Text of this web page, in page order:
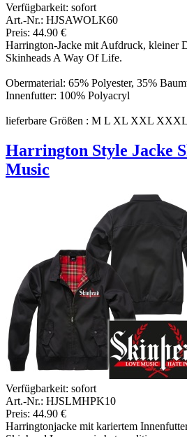
Verfügbarkeit: sofort
Art.-Nr.: HJSAWOLK60
Preis: 44.90 €
Harrington-Jacke mit Aufdruck, kleiner
Skinheads A Way Of Life.
Obermaterial: 65% Polyester, 35%
Innenfutter: 100% Polyacryl
lieferbare Größen : M L XL XXL XXXL
Harrington Style Jacke
Music
Verfügbarkeit: sofort
Art.-Nr.: HJSLMHPK10
Preis: 44.90 €
Harringtonjacke mit kariertem